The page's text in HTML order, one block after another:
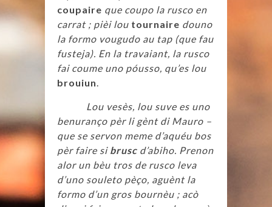
coupaire que coupo la rusco en
carrat ; pièi lou tournaire douno
la formo vougudo au tap (que fau
fusteja). En la travaiant, la rusco
fai coume uno póusso, qu’es lou
brouiun
Lou vesès, lou suve es uno
benuranço pèr li gènt di Mauro –
que se servon meme d’aquéu bos
pèr faire si brusc d’abiho. Prenon
alor un bèu tros de rusco leva
d’uno souleto pèço, aguènt la
formo d’un gros bournèu ; acò